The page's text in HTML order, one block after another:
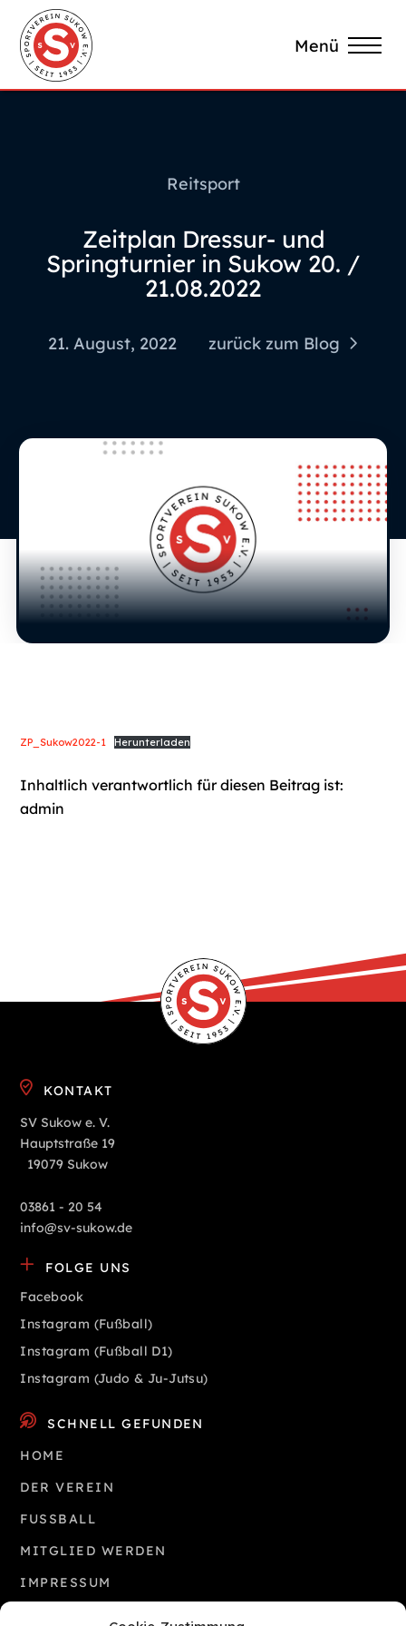
Menü
Reitsport
Zeitplan Dressur- und
Springturnier in Sukow 20. /
21.08.2022
21. August, 2022 zurück zum Blog
ZP_Sukow2022-1 Herunterladen
Inhaltlich verantwortlich für diesen Beitrag ist:
admin
KONTAKT
SV Sukow e. V.
Hauptstraße 19
19079 Sukow
03861 - 20 54
info@sv-sukow.de
FOLGE UNS
Facebook
Instagram (Fußball)
Instagram (Fußball D1)
Instagram (Judo & Ju-Jutsu)
SCHNELL GEFUNDEN
HOME
DER VEREIN
FUSSBALL
MITGLIED WERDEN
IMPRESSUM